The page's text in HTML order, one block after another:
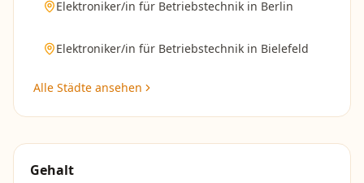
Elektroniker/in für Betriebstechnik in Berlin
Elektroniker/in für Betriebstechnik in Bielefeld
Alle Städte ansehen
Gehalt